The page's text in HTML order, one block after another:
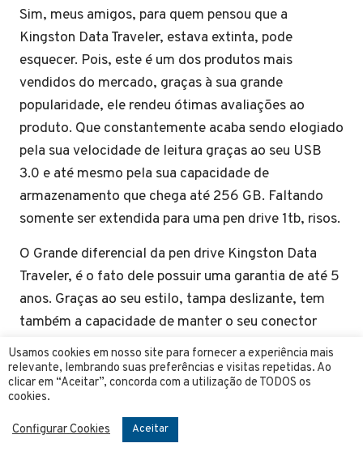
Sim, meus amigos, para quem pensou que a
Kingston Data Traveler, estava extinta, pode
esquecer. Pois, este é um dos produtos mais
vendidos do mercado, graças à sua grande
popularidade, ele rendeu ótimas avaliações ao
produto. Que constantemente acaba sendo elogiado
pela sua velocidade de leitura graças ao seu USB
3.0 e até mesmo pela sua capacidade de
armazenamento que chega até 256 GB. Faltando
somente ser extendida para uma pen drive 1tb, risos.
O Grande diferencial da pen drive Kingston Data
Traveler, é o fato dele possuir uma garantia de até 5
anos. Graças ao seu estilo, tampa deslizante, tem
também a capacidade de manter o seu conector
protegido. A maioria de seus usuários o considera
um dos melhores custo-benefício do mercado, com
alta durabilidade, sem contar é claro, com a grande
confiança que se tem na marca.
Usamos cookies em nosso site para fornecer a experiência mais
relevante, lembrando suas preferências e visitas repetidas. Ao
clicar em “Aceitar”, concorda com a utilização de TODOS os
cookies.
Configurar Cookies Aceitar